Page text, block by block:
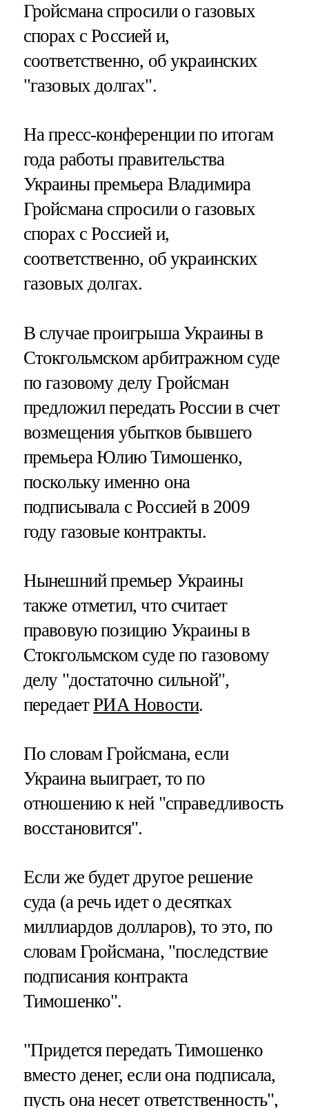
Гройсмана спросили о газовых
спорах с Россией и,
соответственно, об украинских
"газовых долгах".
На пресс-конференции по итогам
года работы правительства
Украины премьера Владимира
Гройсмана спросили о газовых
спорах с Россией и,
соответственно, об украинских
газовых долгах.
В случае проигрыша Украины в
Стокгольмском арбитражном суде
по газовому делу Гройсман
предложил передать России в счет
возмещения убытков бывшего
премьера Юлию Тимошенко,
поскольку именно она
подписывала с Россией в 2009
году газовые контракты.
Нынешний премьер Украины
также отметил, что считает
правовую позицию Украины в
Стокгольмском суде по газовому
делу "достаточно сильной",
передаетРИА Новости.
По словам Гройсмана, если
Украина выиграет, то по
отношению к ней "справедливость
восстановится".
Если же будет другое решение
суда (а речь идет о десятках
миллиардов долларов), то это, по
словам Гройсмана, "последствие
подписания контракта
Тимошенко".
"Придется передать Тимошенко
вместо денег, если она подписала,
пусть она несет ответственность",